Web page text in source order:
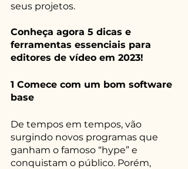
seus projetos.
Conheça agora 5 dicas e
ferramentas essenciais para
editores de vídeo em 2023!
1 Comece com um bom software
base
De tempos em tempos, vão
surgindo novos programas que
ganham o famoso “hype” e
conquistam o público. Porém,